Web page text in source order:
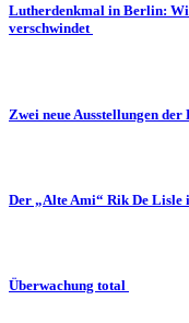
Lutherdenkmal in Berlin:
verschwindet
Zwei neue Ausstellungen
Der „Alte Ami“ Rik De Lisle
Überwachung total